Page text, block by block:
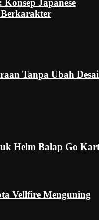
Japanese
Tanpa Ubah
Helm Balap Go
Vellfire Menguning